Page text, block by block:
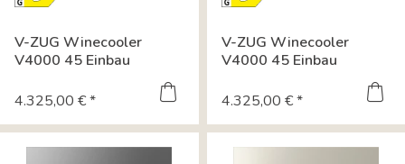
Datenblatt
V-ZUG Winecooler
V4000 45 Einbau
4.325,00 € *
Datenblatt
V-ZUG Winecooler
V4000 45 Einbau
4.325,00 € *